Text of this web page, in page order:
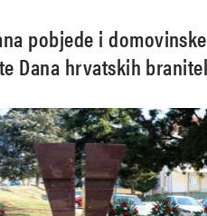
pobjede i domovinske
Dana hrvatskih
braniteljima